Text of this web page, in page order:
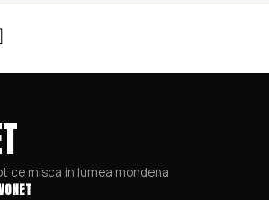
ce misca in lumea mondena